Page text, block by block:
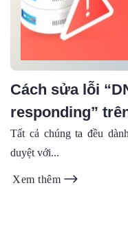
Cách sửa lỗi
responding”
Tất cả chúng ta đều
duyệt với...
Xem thêm